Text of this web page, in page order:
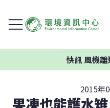
風機離聚落
2015年
果凍也能護水